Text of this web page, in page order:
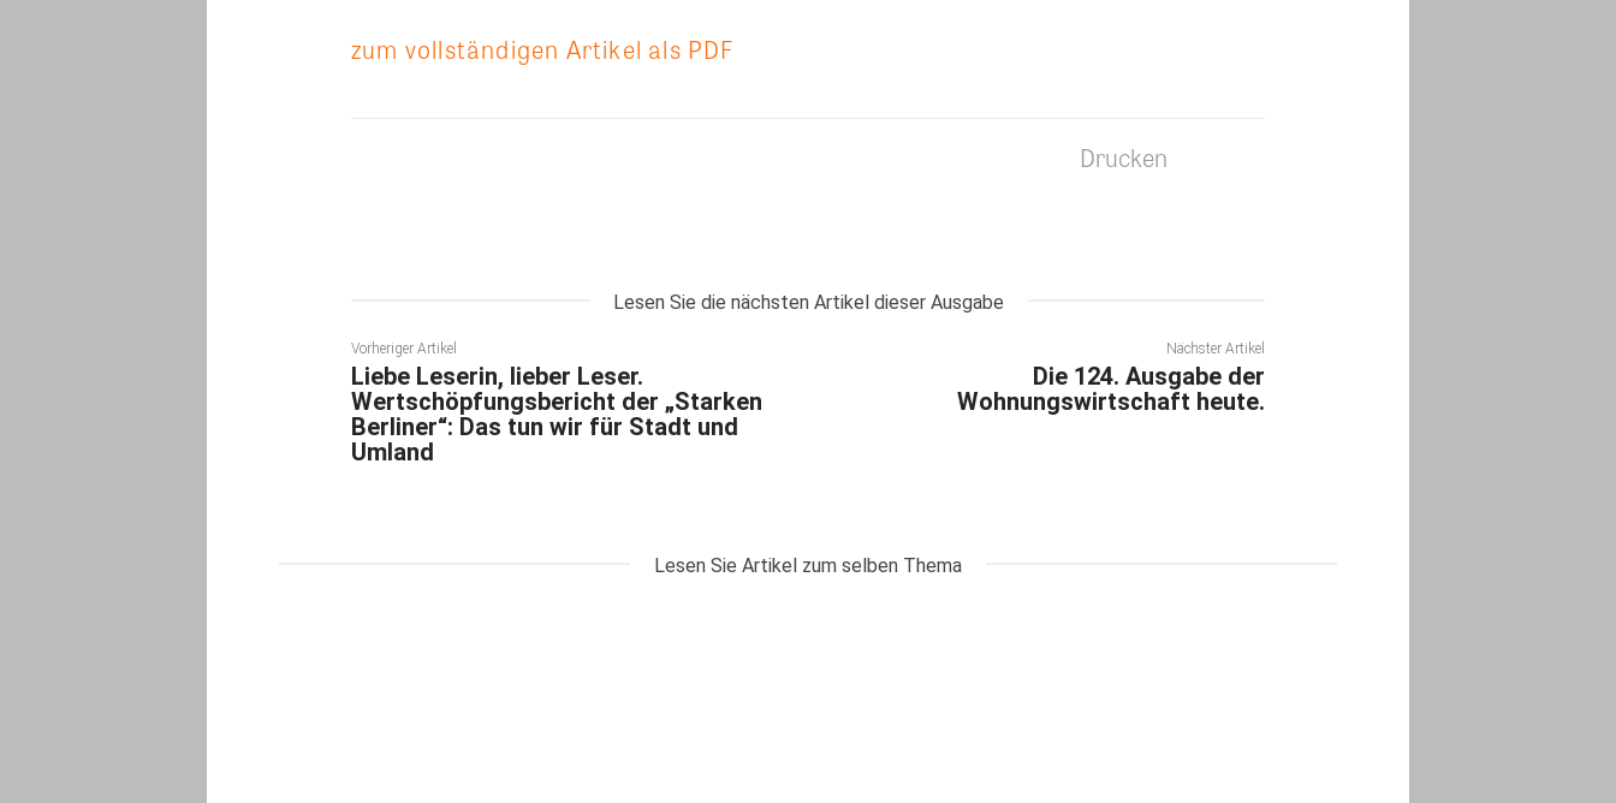
zum vollständigen Artikel als PDF
Drucken
Lesen Sie die nächsten Artikel dieser Ausgabe
Vorheriger Artikel
Liebe Leserin, lieber Leser.
Wertschöpfungsbericht der „Starken
Berliner“: Das tun wir für Stadt und
Umland
Nächster Artikel
Die 124. Ausgabe der
Wohnungswirtschaft heute.
Lesen Sie Artikel zum selben Thema